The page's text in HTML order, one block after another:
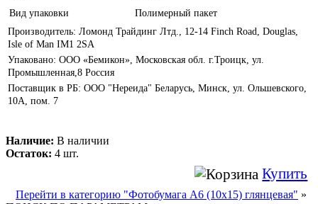
Вид упаковки
Полимерный пакет
Производитель: Ломонд Трайдинг Лтд., 12-14 Finch Road, Douglas,
Isle of Man IM1 2SA
Упаковано: ООО «Бемикон», Московская обл. г.Троицк, ул.
Промышленная,8 Россия
Поставщик в РБ: ООО "Нереида" Беларусь, Минск, ул. Ольшевского,
10А, пом. 7
Наличие: В наличии
Остаток: 4 шт.
Купить
Перейти в категорию "Фотобумага A6 (10х15) глянцевая" »